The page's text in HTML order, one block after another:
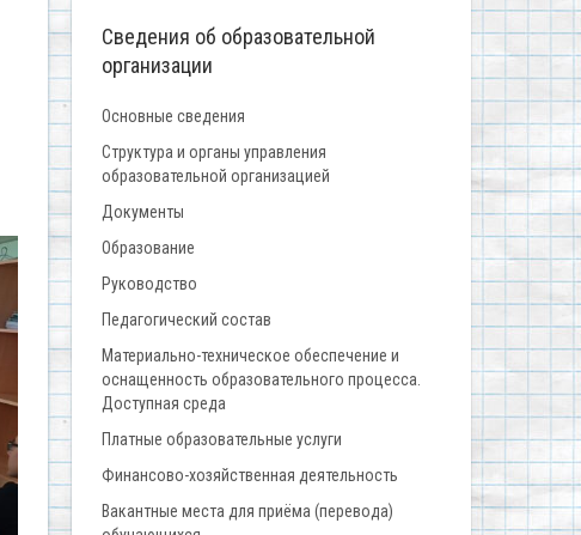
Сведения об образовательной
организации
Основные сведения
Структура и органы управления
образовательной организацией
Документы
Образование
Руководство
Педагогический состав
Материально-техническое обеспечение и
оснащенность образовательного процесса.
Доступная среда
Платные образовательные услуги
Финансово-хозяйственная деятельность
Вакантные места для приёма (перевода)